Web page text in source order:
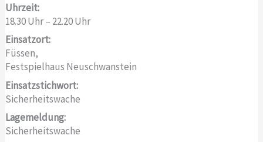
Uhrzeit:
18.30 Uhr – 22.20 Uhr
Einsatzort:
Füssen,
Festspielhaus Neuschwanstein
Einsatzstichwort:
Sicherheitswache
Lagemeldung:
Sicherheitswache